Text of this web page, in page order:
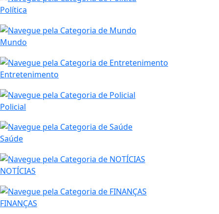
Política
Mundo
Entretenimento
Policial
Saúde
NOTÍCIAS
FINANÇAS